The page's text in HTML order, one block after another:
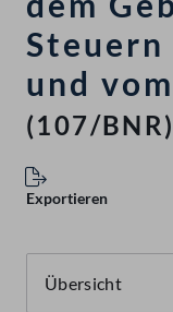
Steuern
und
(107/BNR)
Exportieren